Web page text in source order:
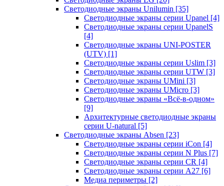
Светодиодные экраны Unilumin [35]
Светодиодные экраны серии Upanel [4]
Светодиодные экраны серии UpanelS
[4]
Светодиодные экраны UNI-POSTER
(UTV) [1]
Светодиодные экраны серии Uslim [3]
Светодиодные экраны серии UTW [3]
Светодиодные экраны UMini [3]
Светодиодные экраны UMicro [3]
Светодиодные экраны «Всё-в-одном»
[9]
Архитектурные светодиодные экраны
серии U-natural [5]
Светодиодные экраны Absen [23]
Светодиодные экраны серии iCon [4]
Светодиодные экраны серии N Plus [7]
Светодиодные экраны серии CR [4]
Светодиодные экраны серии А27 [6]
Медиа периметры [2]